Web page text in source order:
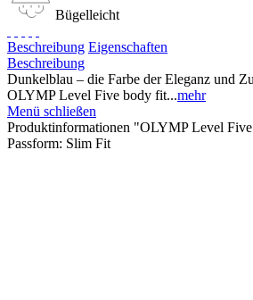
Bügelleicht
Beschreibung Eigenschaften
Beschreibung
Dunkelblau – die Farbe der Eleganz und
OLYMP Level Five body fit...mehr
Menü schließen
Produktinformationen "OLYMP Level
Passform: Slim Fit